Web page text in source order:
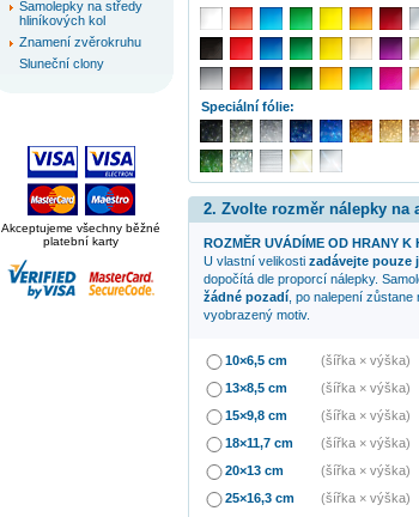
Samolepky na středy
hliníkových kol
Znamení zvěrokruhu
Sluneční clony
Akceptujeme všechny běžné
platební karty
Speciální fólie:
2. Zvolte rozměr nálepky na
ROZMĚR UVÁDÍME OD HRANY K
U vlastní velikosti zadávejte pouze
dopočítá dle proporcí nálepky.
žádné pozadí, po nalepení zůstane
vyobrazený motiv.
10×6,5 cm (šířka × výška)
13×8,5 cm
(šířka × výška)
15×9,8 cm
(šířka × výška)
18×11,7 cm
(šířka × výška)
20×13 cm
(šířka × výška)
25×16,3 cm
(šířka × výška)